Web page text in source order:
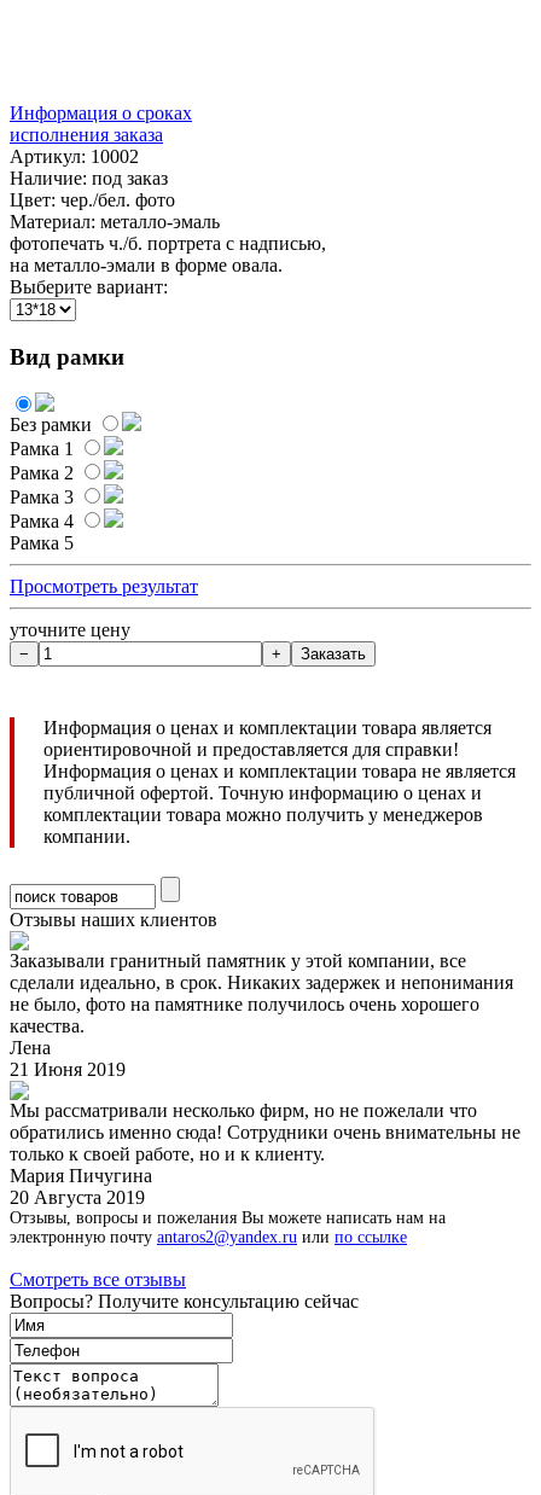
Информация о сроках
исполнения заказа
Артикул: 10002
Наличие: под заказ
Цвет: чер./бел. фото
Материал: металло-эмаль
фотопечать ч./б. портрета с надписью,
на металло-эмали в форме овала.
Выберите вариант:
Вид рамки
Без рамки
Рамка 1
Рамка 2
Рамка 3
Рамка 4
Рамка 5
Просмотреть результат
уточните цену
Информация о ценах и комплектации товара является
ориентировочной и предоставляется для справки!
Информация о ценах и комплектации товара не является
публичной офертой. Точную информацию о ценах и
комплектации товара можно получить у менеджеров
компании.
Отзывы наших клиентов
Заказывали гранитный памятник у этой компании, все
сделали идеально, в срок. Никаких задержек и непонимания
не было, фото на памятнике получилось очень хорошего
качества.
Лена
21 Июня 2019
Мы рассматривали несколько фирм, но не пожелали что
обратились именно сюда! Сотрудники очень внимательны не
только к своей работе, но и к клиенту.
Мария Пичугина
20 Августа 2019
Отзывы, вопросы и пожелания Вы можете написать нам на
электронную почту antaros2@yandex.ru или по ссылке
Смотреть все отзывы
Вопросы? Получите консультацию сейчас